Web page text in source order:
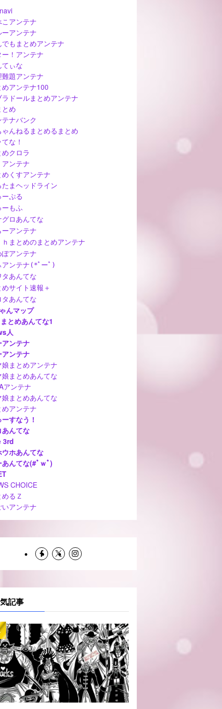
こアンテナ
ーアンテナ
でもまとめアンテナ
ー！アンテナ
ぃな
難題アンテナ
めアンテナ100
ラドールまとめアンテナ
め
ナバンク
ゃんねるまとめるまとめ
な！
クロラ
ンテナ
めくすアンテナ
たまヘッドライン
ーぷる
ーもふ
グロあんてな
ーアンテナ
ｈまとめのまとめアンテナ
ぽアンテナ
アンテナ(*ﾟーﾟ)
タあんてな
めサイト速報＋
タあんてな
んマップ
とめあんてな1
人
アンテナ
アンテナ
娘まとめアンテナ
娘まとめあんてな
アンテナ
娘まとめあんてな
めアンテナ
すなう！
あんてな
3rd
ウホあんてな
んてな(#ﾟｗﾟ)
CHOICE
るＺ
いアンテナ
記事